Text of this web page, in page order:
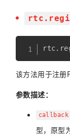
rtc.
该方法用于注册
参数描述：
callback
型，原型